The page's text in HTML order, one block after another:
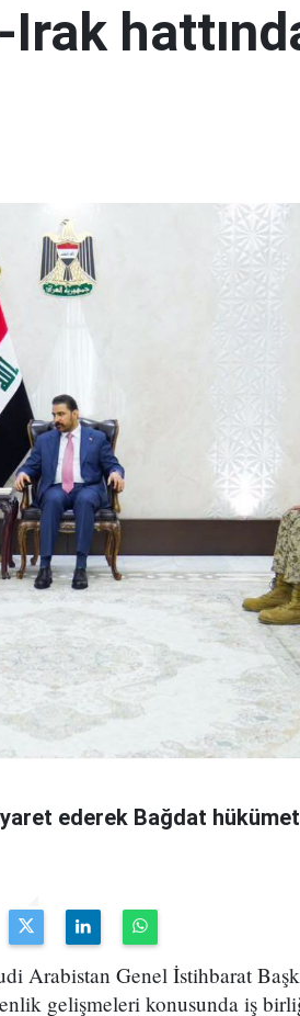
ederek Bağdat
Arabistan Genel İstihbarat
gelişmeleri konusunda iş